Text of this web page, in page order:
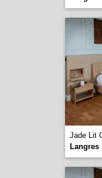
Jade Lit
Langres